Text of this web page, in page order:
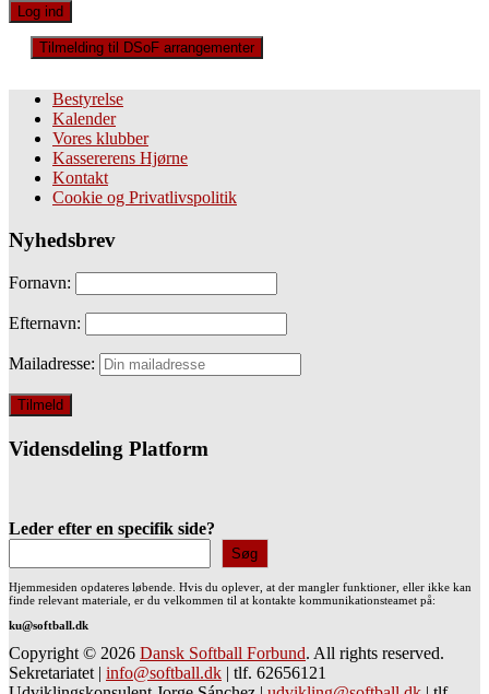
Tilmelding til DSoF arrangementer
Bestyrelse
Kalender
Vores klubber
Kassererens Hjørne
Kontakt
Cookie og Privatlivspolitik
Nyhedsbrev
Fornavn:
Efternavn:
Mailadresse:
Vidensdeling Platform
Leder efter en specifik side?
Søg
Hjemmesiden opdateres løbende. Hvis du oplever, at der mangler funktioner, eller ikke kan
finde relevant materiale, er du velkommen til at kontakte kommunikationsteamet på:
ku@softball.dk
Copyright © 2026 Dansk Softball Forbund. All rights reserved.
Sekretariatet | info@softball.dk | tlf. 62656121